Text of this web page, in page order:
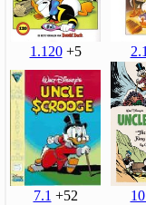
1.120+5
7.1 +52